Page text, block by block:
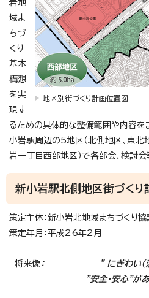
地区別街づくり計画位置図
岩地
域ま
ちづ
くり
基本
構想
を実
現す
るための具体的な整備範囲や内容を
小岩駅周辺の5地区（北側地区、東北
岩一丁目西部地区）で各部会、検討会
新小岩駅北側地区街づくり
策定主体：新小岩北地域まちづくり
策定年月：平成26年2月
将来像 ： ” にぎわい（活力
”安全・安心”があふれた